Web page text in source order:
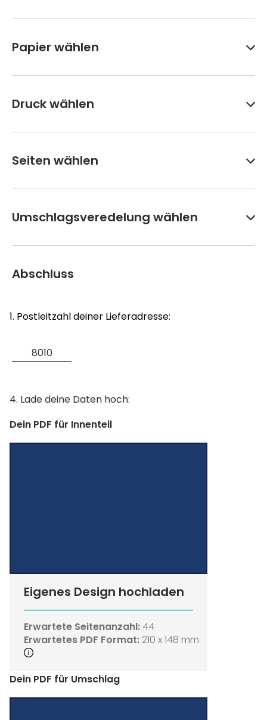
Papier wählen
Druck wählen
Seiten wählen
Umschlagsveredelung wählen
Abschluss
1. Postleitzahl deiner Lieferadresse:
4. Lade deine Daten hoch:
Dein PDF für Innenteil
Eigenes Design hochladen
Erwartete Seitenanzahl: 44
Erwartetes PDF Format: 210 x 148 mm
Dein PDF für Umschlag